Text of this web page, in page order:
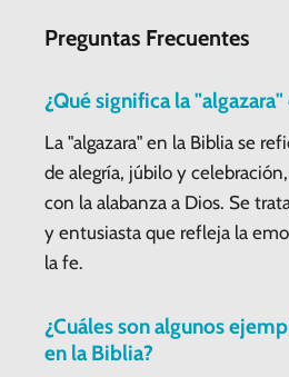
Preguntas Frecuentes
¿Qué significa la
La "algazara" en la Biblia se
de alegría, júbilo y
con la alabanza a Dios. Se
y entusiasta que refleja la
la fe.
¿Cuáles son algunos
en la Biblia?